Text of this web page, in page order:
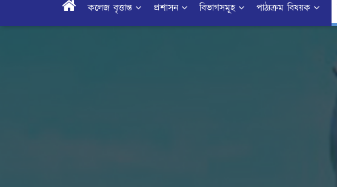
কলেজ বৃত্তান্ত প্রশাসন বিভাগসমূহ পাঠ্যক্রম বিষয়ক